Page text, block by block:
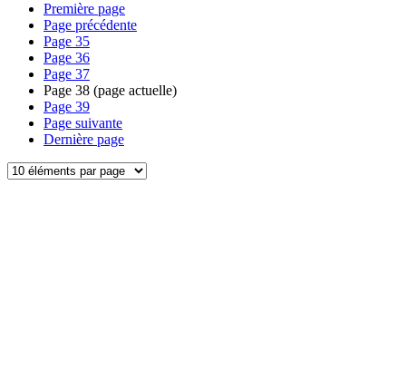
Première page
Page précédente
Page 35
Page 36
Page 37
Page 38 (page actuelle)
Page 39
Page suivante
Dernière page